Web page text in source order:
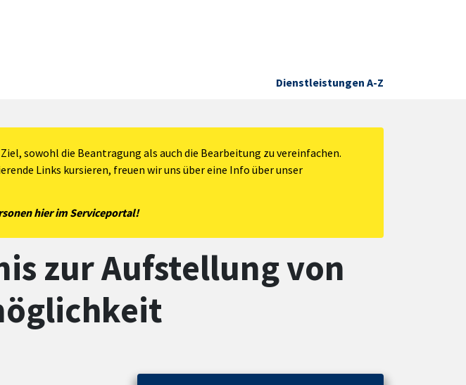
Dienstleistungen A-Z
sowohl die Beantragung als auch die Bearbeitung zu vereinfachen.
Links kursieren, freuen wir uns über eine Info über unser
hier im Serviceportal!
zur Aufstellung von